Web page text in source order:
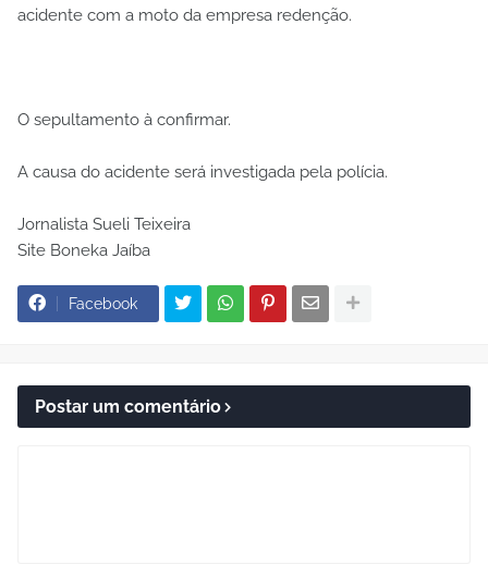
acidente com a moto da empresa redenção.
O sepultamento à confirmar.
A causa do acidente será investigada pela polícia.
Jornalista Sueli Teixeira
Site Boneka Jaíba
Facebook
Postar um comentário